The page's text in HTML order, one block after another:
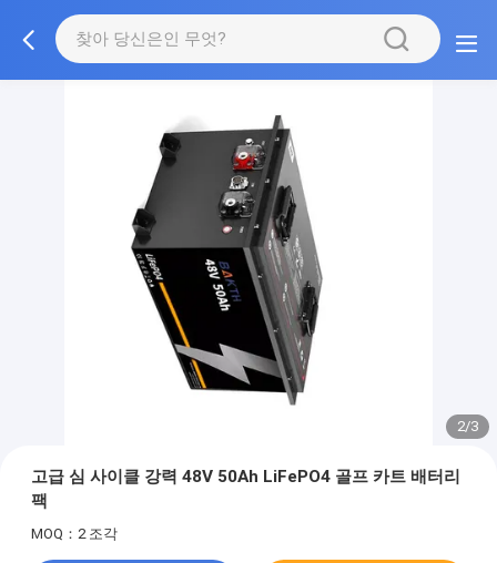
2/3
고급 심 사이클 강력 48V 50Ah LiFePO4 골프 카트 배터리
팩
MOQ：2 조각